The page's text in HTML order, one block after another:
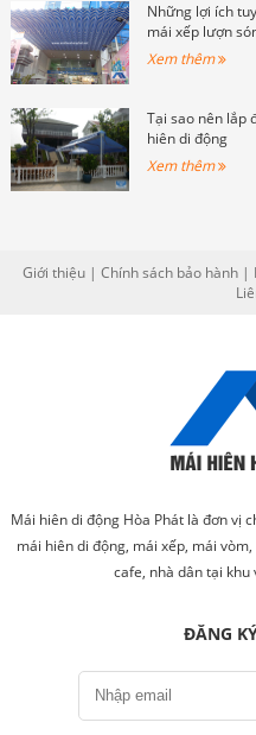
Những lợi ích
mái xếp lượn
Xem thêm
Tại sao nên lắp
hiên di động
Xem thêm
Giới thiệu| Chính sách bảo hành|
Mái hiên di động Hòa Phát là đơn vị
mái hiên di động, mái xếp, mái
cafe, nhà dân tại khu
ĐĂNG